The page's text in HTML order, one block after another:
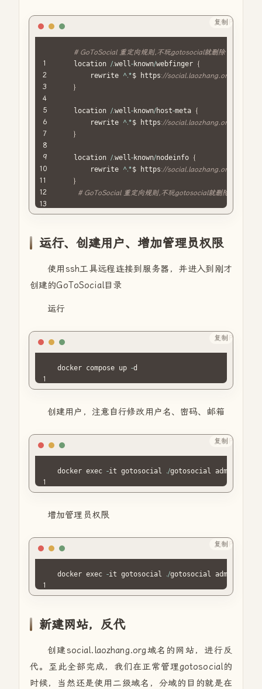
restart: "always"
gotosocial:
:
default
config
gateway: "172.18.0.1"
# GoToSocial 重定向规则,不玩gotosocial就删除
    location
/.well-known/webfinger {
        rewrite
^.*$ https://social.laozhang.org/.well-
}
    location
/.well-known/host-meta {
        rewrite
^.*$ https://social.laozhang.org/.well-
}
    location
/.well-known/nodeinfo {
        rewrite
^.*$ https://social.laozhang.org/.well-
}
# GoToSocial 重定向规则,不玩gotosocial就删除，结束
复制PHP
运行、创建用户、增加管理员权限
使用 ssh工具远程连接到服务器，并进入到刚才
创建的GoToSocial目录
运行
docker compose up -d
复制PHP
创建用户，注意自行修改用户名、密码、邮箱
docker exec -it gotosocial ./gotosocial admin
复制PHP
增加管理员权限
docker exec -it gotosocial ./gotosocial admin
复制PHP
新建网站，反代
创建social.laozhang.org域名的网站，进行反
代。至此全部完成，我们在正常管理gotosocial的
时候，当然还是使用二级域名，分域的目的就是在